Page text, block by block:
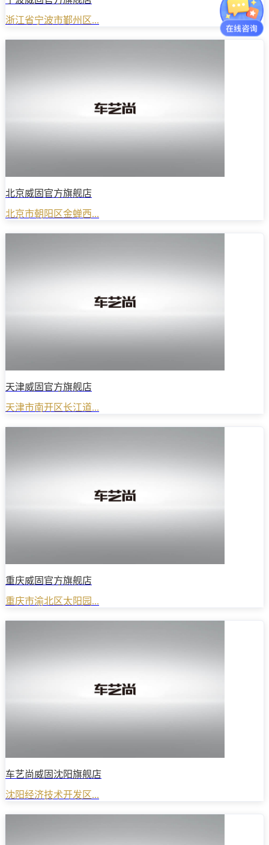
浙江省宁波市鄞州区...
北京威固官方旗舰店
北京市朝阳区金蝉西...
天津威固官方旗舰店
天津市南开区长江道...
重庆威固官方旗舰店
重庆市渝北区太阳园...
车艺尚威固沈阳旗舰店
沈阳经济技术开发区...